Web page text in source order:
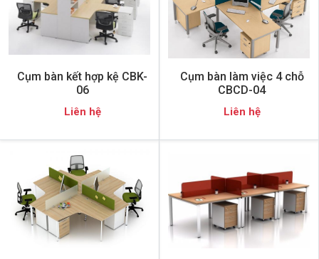
Cụm bàn kết hợp kệ CBK-
06
Liên hệ
Cụm bàn làm việc 4 chỗ
CBCD-04
Liên hệ